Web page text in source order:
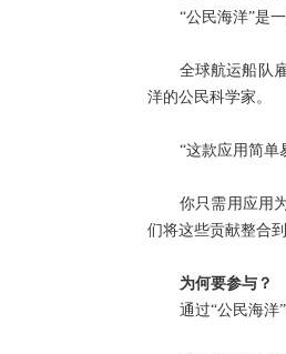
“公民海洋”是
全球航运船队
洋的公民科学家。
“这款应用简单
你只需用应用
们将这些贡献整合
为何要参与？
通过“公民海洋